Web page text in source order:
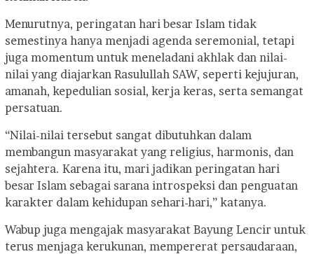
Menurutnya, peringatan hari besar Islam tidak
semestinya hanya menjadi agenda seremonial, tetapi
juga momentum untuk meneladani akhlak dan nilai-
nilai yang diajarkan Rasulullah SAW, seperti kejujuran,
amanah, kepedulian sosial, kerja keras, serta semangat
persatuan.
“Nilai-nilai tersebut sangat dibutuhkan dalam
membangun masyarakat yang religius, harmonis, dan
sejahtera. Karena itu, mari jadikan peringatan hari
besar Islam sebagai sarana introspeksi dan penguatan
karakter dalam kehidupan sehari-hari,” katanya.
Wabup juga mengajak masyarakat Bayung Lencir untuk
terus menjaga kerukunan, mempererat persaudaraan,